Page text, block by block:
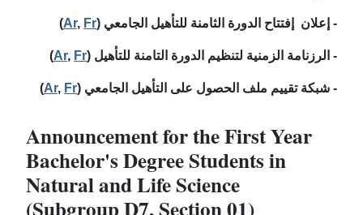
(Ar, Fr) إعلان إفتتاح الدورة الثامنة للتأهيل الجامعي -
(Ar, Fr) الرزنامة الزمنية لتنظيم الدورة التامنة للتأهيل -
(Ar, Fr) شبكة تقييم ملف الحصول على التأهيل الجامعي -
Announcement for the First Year
Bachelor's Degree Students in
Natural and Life Science